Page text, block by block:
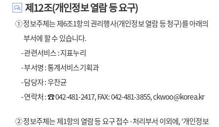
제12조(개인정보 열람 등 요구)
① 정보주체는 제6조1항의 권리행사(개인정보 열람 등 청구)를 아래의
부서에 할 수 있습니다.
- 관련서비스 : 지표누리
- 부서명 : 통계서비스기획과
- 담당자 : 우찬균
- 연락처 : ☎ 042-481-2417, FAX: 042-481-3855, ckwoo@korea.kr
② 정보주체는 제1항의 열람 등 요구 접수·처리부서 이외에, ‘개인정보